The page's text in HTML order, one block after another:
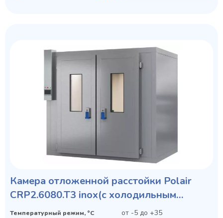
Камера отложенной расстойки Polair
CRP2.6080.T3 inox(с холодильным
агрегатом)
Температурный режим, °C от -5 до +35